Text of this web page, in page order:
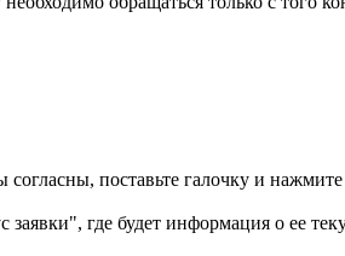
поставьте галочку и
где будет информация о ее